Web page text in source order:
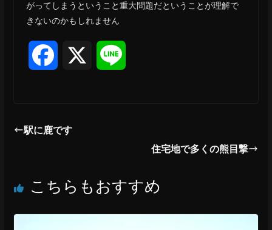
がってしまうということ重大問題だということが理解で
きないのかもしれません
駅に鹿です
住宅地で多くの熊目撃
こちらもおすすめ